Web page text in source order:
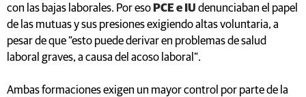
con las bajas laborales. Por eso PCE e IU denunciaban el papel
de las mutuas y sus presiones exigiendo altas voluntaria, a
pesar de que “esto puede derivar en problemas de salud
laboral graves, a causa del acoso laboral”.
Ambas formaciones exigen un mayor control por parte de la